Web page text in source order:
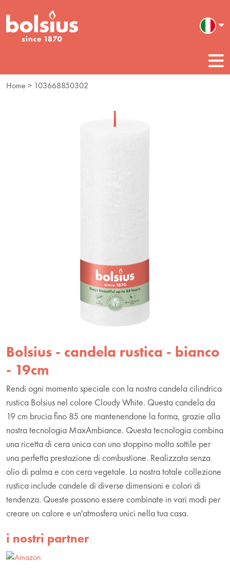
Home > 103668850302
Bolsius - candela rustica - bianco
- 19cm
Rendi ogni momento speciale con la nostra candela cilindrica
rustica Bolsius nel colore Cloudy White. Questa candela da
19 cm brucia fino 85 ore mantenendone la forma, grazie alla
nostra tecnologia MaxAmbiance. Questa tecnologia combina
una ricetta di cera unica con uno stoppino molto sottile per
una perfetta prestazione di combustione. Realizzata senza
olio di palma e con cera vegetale. La nostra totale collezione
rustica include candele di diverse dimensioni e colori di
tendenza. Queste possono essere combinate in vari modi per
creare un calore e un'atmosfera unici nella tua casa.
i nostri partner